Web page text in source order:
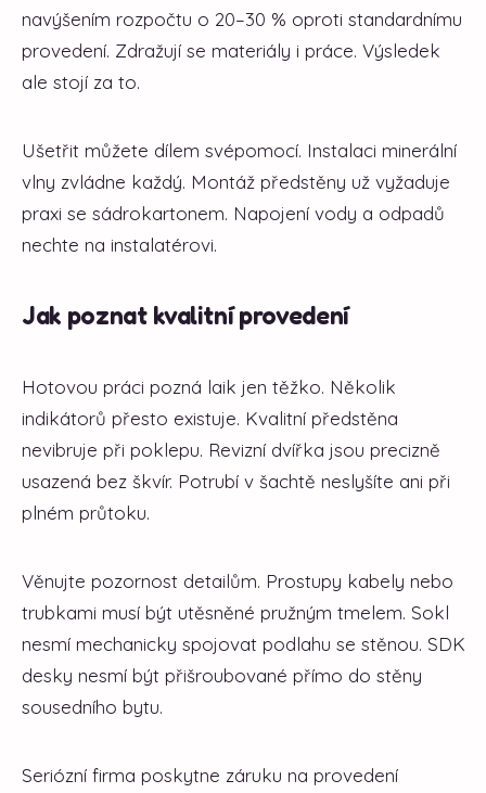
navýšením rozpočtu o 20–30 % oproti standardnímu
provedení. Zdražují se materiály i práce. Výsledek
ale stojí za to.
Ušetřit můžete dílem svépomocí. Instalaci minerální
vlny zvládne každý. Montáž předstěny už vyžaduje
praxi se sádrokartonem. Napojení vody a odpadů
nechte na instalatérovi.
Jak poznat kvalitní provedení
Hotovou práci pozná laik jen těžko. Několik
indikátorů přesto existuje. Kvalitní předstěna
nevibruje při poklepu. Revizní dvířka jsou precizně
usazená bez škvír. Potrubí v šachtě neslyšíte ani při
plném průtoku.
Věnujte pozornost detailům. Prostupy kabely nebo
trubkami musí být utěsněné pružným tmelem. Sokl
nesmí mechanicky spojovat podlahu se stěnou. SDK
desky nesmí být přišroubované přímo do stěny
sousedního bytu.
Seriózní firma poskytne záruku na provedení